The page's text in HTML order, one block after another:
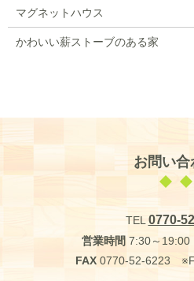
マグネットハウス
かわいい薪ストーブのある家
お問い合
TEL0770-
営業時間 7:30～19:00
FAX 0770-52-6223